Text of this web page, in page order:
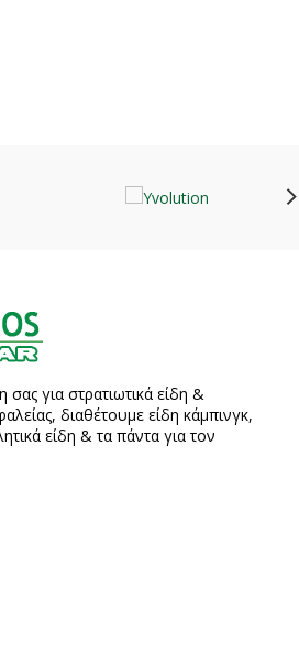
για στρατιωτικά είδη &
διαθέτουμε είδη κάμπινγκ,
είδη & τα πάντα για τον